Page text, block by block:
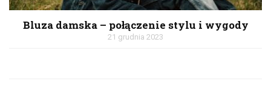
Bluza damska – połączenie stylu i wygody
21 grudnia 2023